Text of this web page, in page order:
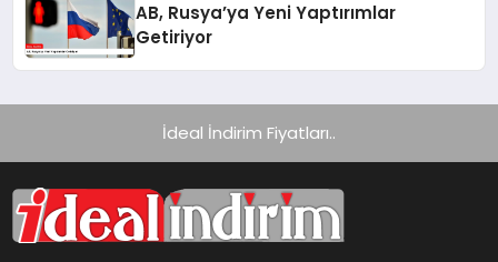
AB, Rusya’ya Yeni Yaptırımlar
Getiriyor
İdeal İndirim Fiyatları..